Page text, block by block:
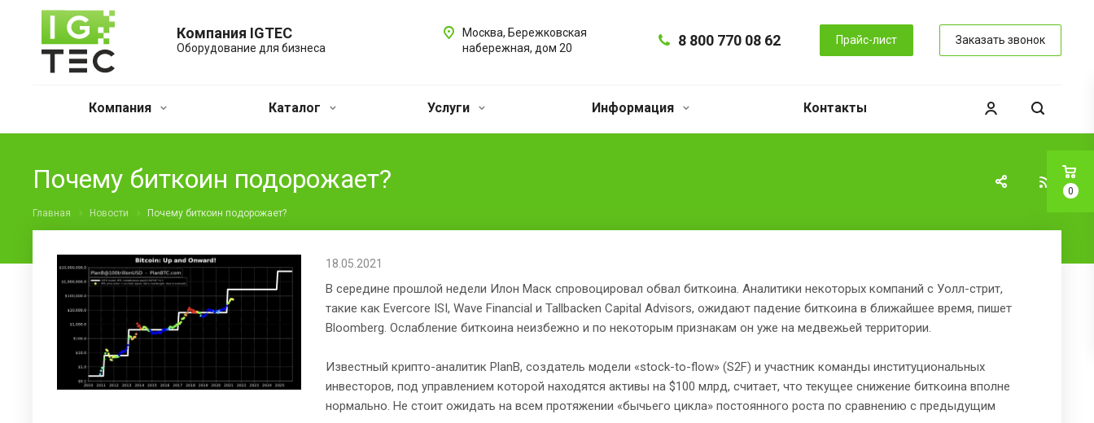
Компания IGTEC
Оборудование для бизнеса 8 800 770 08 62 Прайс-лист Заказать звонок
Москва, Бережковская
набережная, дом 20
Компания Каталог Услуги Информация Контакты
Почему биткоин подорожает?
Главная Новости Почему биткоин подорожает?
18.05.2021
В середине прошлой недели Илон Маск спровоцировал обвал биткоина. Аналитики некоторых компаний с Уолл-стрит,
такие как Evercore ISI, Wave Financial и Tallbacken Capital Advisors, ожидают падение биткоина в ближайшее время, пишет
Bloomberg. Ослабление биткоина неизбежно и по некоторым признакам он уже на медвежьей территории.
Известный крипто-аналитик PlanB, создатель модели «stock-to-flow» (S2F) и участник команды институциональных
инвесторов, под управлением которой находятся активы на $100 млрд, считает, что текущее снижение биткоина вполне
нормально. Не стоит ожидать на всем протяжении «бычьего цикла» постоянного роста по сравнению с предыдущим
0